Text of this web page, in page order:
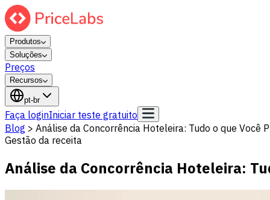
Produtos
Soluções
Preços
Recursos
pt-br
Faça loginIniciar teste gratuito
Blog > Análise da Concorrência Hoteleira: Tudo o que Você
Gestão da receita
Análise da Concorrência Hoteleira: